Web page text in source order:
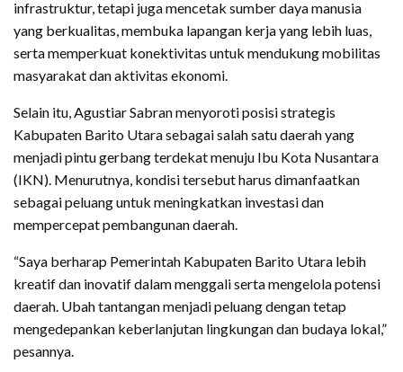
infrastruktur, tetapi juga mencetak sumber daya manusia
yang berkualitas, membuka lapangan kerja yang lebih luas,
serta memperkuat konektivitas untuk mendukung mobilitas
masyarakat dan aktivitas ekonomi.
Selain itu, Agustiar Sabran menyoroti posisi strategis
Kabupaten Barito Utara sebagai salah satu daerah yang
menjadi pintu gerbang terdekat menuju Ibu Kota Nusantara
(IKN). Menurutnya, kondisi tersebut harus dimanfaatkan
sebagai peluang untuk meningkatkan investasi dan
mempercepat pembangunan daerah.
“Saya berharap Pemerintah Kabupaten Barito Utara lebih
kreatif dan inovatif dalam menggali serta mengelola potensi
daerah. Ubah tantangan menjadi peluang dengan tetap
mengedepankan keberlanjutan lingkungan dan budaya lokal,”
pesannya.